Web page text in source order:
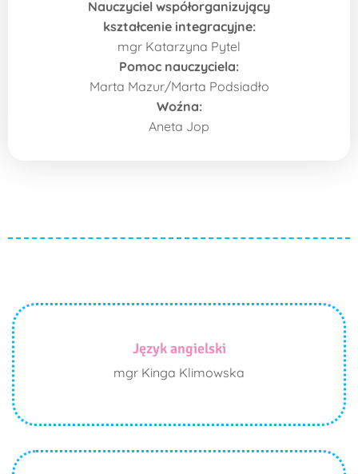
Nauczyciel współorganizujący
kształcenie integracyjne:
mgr Katarzyna Pytel
Pomoc nauczyciela:
Marta Mazur/Marta Podsiadło
Woźna:
Aneta Jop
Język angielski
mgr Kinga Klimowska